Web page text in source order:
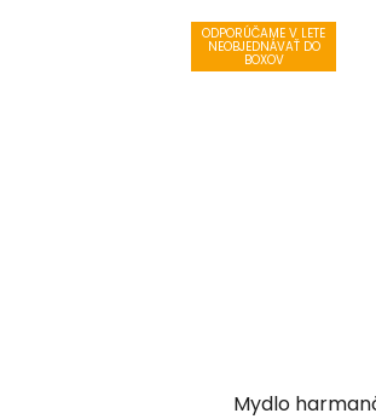
ODPORÚČAME V LETE
NEOBJEDNÁVAŤ DO
BOXOV
Mydlo